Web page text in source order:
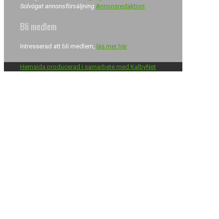
Solvögat annonsförsäljning Annonsredaktion
Bli medlem
Intresserad att bli medlem, läs mer här
Hemsida producerad i samarbete med KalbyNet